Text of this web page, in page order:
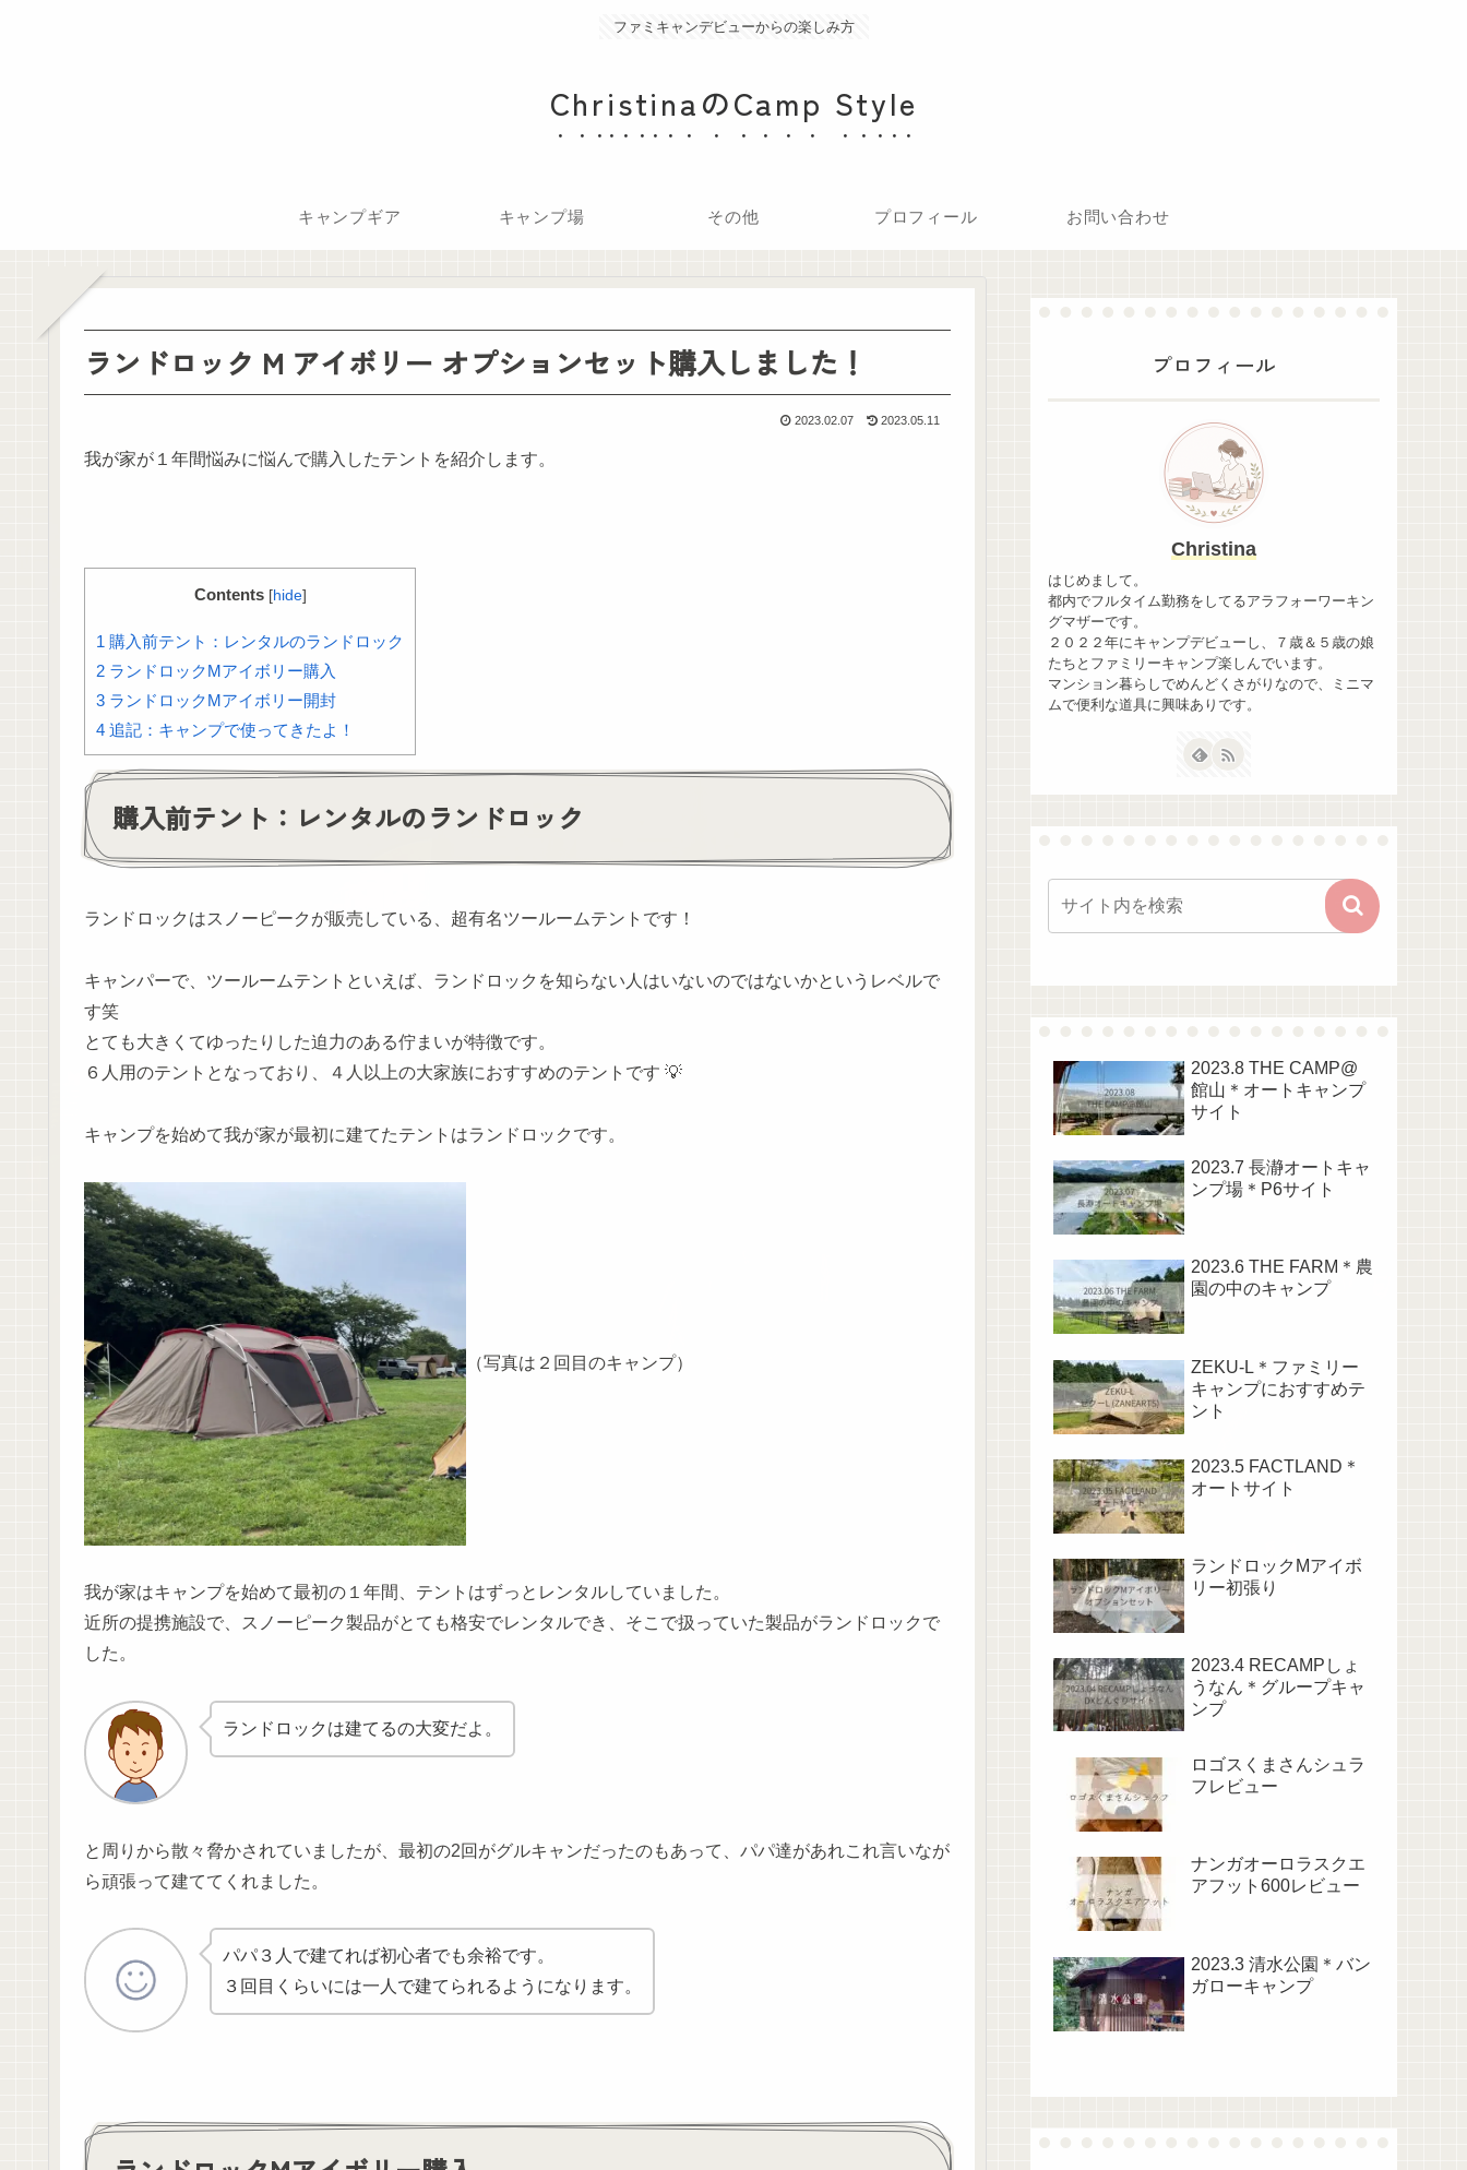
ファミキャンデビューからの楽しみ方
ChristinaのCamp Style
キャンプギア キャンプ場 その他 プロフィール お問い合わせ
ランドロック M アイボリー オプションセット購入しました！
2023.02.07 2023.05.11
我が家が１年間悩みに悩んで購入したテントを紹介します。
Contents [hide]
1 購入前テント：レンタルのランドロック
2 ランドロックMアイボリー購入
3 ランドロックMアイボリー開封
4 追記：キャンプで使ってきたよ！
購入前テント：レンタルのランドロック
ランドロックはスノーピークが販売している、超有名ツールームテントです！
キャンパーで、ツールームテントといえば、ランドロックを知らない人はいないのではないかというレベルで
す笑
とても大きくてゆったりした迫力のある佇まいが特徴です。
６人用のテントとなっており、４人以上の大家族におすすめのテントです 💡
キャンプを始めて我が家が最初に建てたテントはランドロックです。
（写真は２回目のキャンプ）
我が家はキャンプを始めて最初の１年間、テントはずっとレンタルしていました。
近所の提携施設で、スノーピーク製品がとても格安でレンタルでき、そこで扱っていた製品がランドロックで
した。
ランドロックは建てるの大変だよ。
と周りから散々脅かされていましたが、最初の2回がグルキャンだったのもあって、パパ達があれこれ言いなが
ら頑張って建ててくれました。
パパ３人で建てれば初心者でも余裕です。
３回目くらいには一人で建てられるようになります。
プロフィール
Christina
はじめまして。
都内でフルタイム勤務をしてるアラフォーワーキン
グマザーです。
２０２２年にキャンプデビューし、７歳＆５歳の娘
たちとファミリーキャンプ楽しんでいます。
マンション暮らしでめんどくさがりなので、ミニマ
ムで便利な道具に興味ありです。
2023.8 THE CAMP@
館山＊オートキャンプ
サイト
2023.7 長瀞オートキャ
ンプ場＊P6サイト
2023.6 THE FARM＊農
園の中のキャンプ
ZEKU-L＊ファミリー
キャンプにおすすめテ
ント
2023.5 FACTLAND＊
オートサイト
ランドロックMアイボ
リー初張り
2023.4 RECAMPしょ
うなん＊グループキャ
ンプ
ロゴスくまさんシュラ
フレビュー
ナンガオーロラスクエ
アフット600レビュー
2023.3 清水公園＊バン
ガローキャンプ